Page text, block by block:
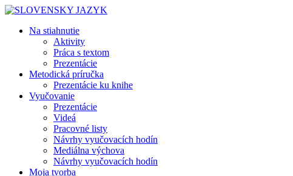
Skip
contentNa stiahnutie
Aktivity
Práca s textom
Prezentácie
Metodická príručka
Prezentácie ku knihe
Vyučovanie
Prezentácie
Videá
Pracovné listy
Návrhy vyučovacích hodín
Mediálna výchova
Návrhy vyučovacích hodín
Moja tvorba